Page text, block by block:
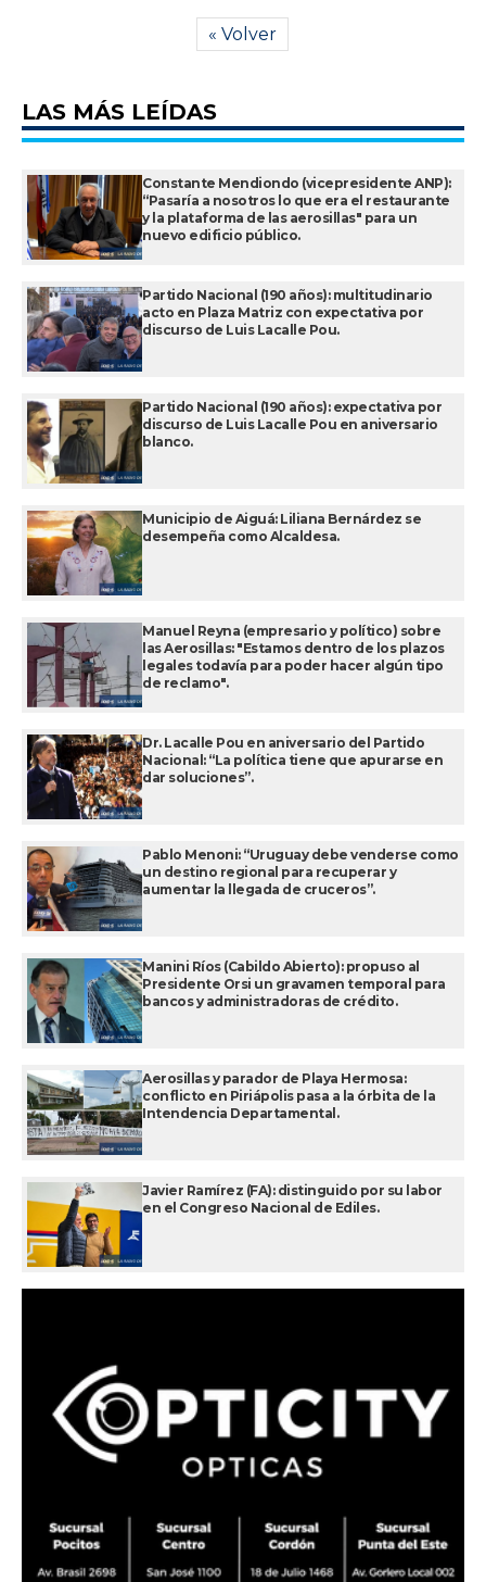
« Volver
LAS MÁS LEÍDAS
Constante Mendiondo (vicepresidente ANP):
“Pasaría a nosotros lo que era el restaurante
y la plataforma de las aerosillas" para un
nuevo edificio público.
Partido Nacional (190 años): multitudinario
acto en Plaza Matriz con expectativa por
discurso de Luis Lacalle Pou.
Partido Nacional (190 años): expectativa por
discurso de Luis Lacalle Pou en aniversario
blanco.
Municipio de Aiguá: Liliana Bernárdez se
desempeña como Alcaldesa.
Manuel Reyna (empresario y político) sobre
las Aerosillas: "Estamos dentro de los plazos
legales todavía para poder hacer algún tipo
de reclamo".
Dr. Lacalle Pou en aniversario del Partido
Nacional: “La política tiene que apurarse en
dar soluciones”.
Pablo Menoni: “Uruguay debe venderse como
un destino regional para recuperar y
aumentar la llegada de cruceros”.
Manini Ríos (Cabildo Abierto): propuso al
Presidente Orsi un gravamen temporal para
bancos y administradoras de crédito.
Aerosillas y parador de Playa Hermosa:
conflicto en Piriápolis pasa a la órbita de la
Intendencia Departamental.
Javier Ramírez (FA): distinguido por su labor
en el Congreso Nacional de Ediles.